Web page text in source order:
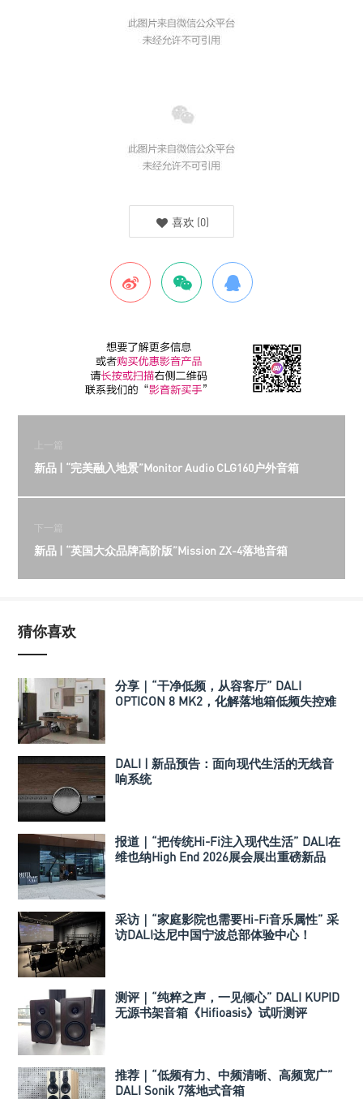
喜欢 (0)
上一篇
新品 | “完美融入地景”Monitor Audio CLG160户外音箱
下一篇
新品 | “英国大众品牌高阶版”Mission ZX-4落地音箱
猜你喜欢
分享｜“干净低频，从容客厅” DALI
OPTICON 8 MK2，化解落地箱低频失控难
DALI | 新品预告：面向现代生活的无线音
响系统
报道｜“把传统Hi-Fi注入现代生活” DALI在
维也纳High End 2026展会展出重磅新品
采访｜“家庭影院也需要Hi-Fi音乐属性” 采
访DALI达尼中国宁波总部体验中心！
测评｜“纯粹之声，一见倾心” DALI KUPID
无源书架音箱《Hifioasis》试听测评
推荐｜“低频有力、中频清晰、高频宽广”
DALI Sonik 7落地式音箱